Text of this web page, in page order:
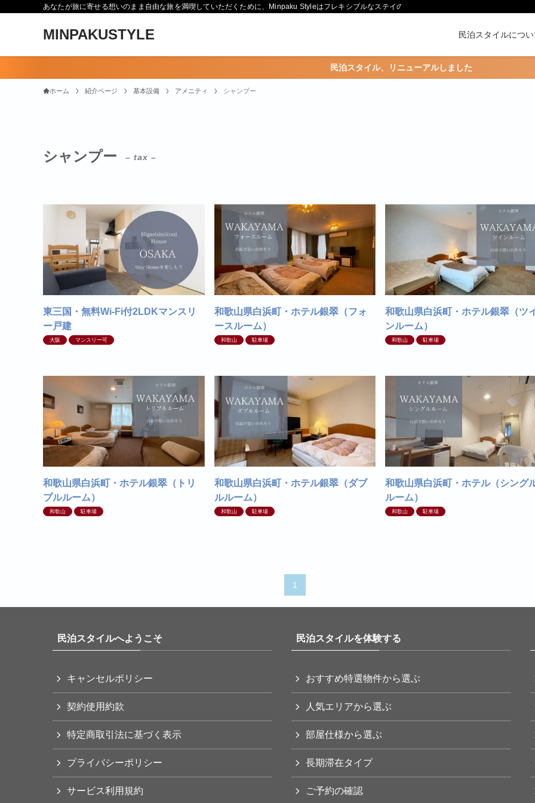
あなたが旅に寄せる想いのまま自由な旅を満喫していただくために、Minpaku Styleはフレキシブルなステイの形をご提供します。
MINPAKUSTYLE 民泊スタイルにつ
民泊スタイル、リニューアルしました
ホーム 紹介ページ 基本設備 アメニティ シャンプー
シャンプー – tax –
東三国・無料Wi-Fi付2LDKマンスリ
ー戸建
大阪 マンスリー可
和歌山県白浜町・ホテル銀翠（フォ
ースルーム）
和歌山 駐車場
和歌山県白浜町・ホテル銀翠（ツ
ンルーム）
和歌山 駐車場
和歌山県白浜町・ホテル銀翠（トリ
プルルーム）
和歌山 駐車場
和歌山県白浜町・ホテル銀翠（ダブ
ルルーム）
和歌山 駐車場
和歌山県白浜町・ホテル（シング
ルーム）
和歌山 駐車場
1
民泊スタイルへようこそ
キャンセルポリシー
契約使用約款
特定商取引法に基づく表示
プライバシーポリシー
サービス利用規約
民泊スタイルを体験する
おすすめ特選物件から選ぶ
人気エリアから選ぶ
部屋仕様から選ぶ
長期滞在タイプ
ご予約の確認